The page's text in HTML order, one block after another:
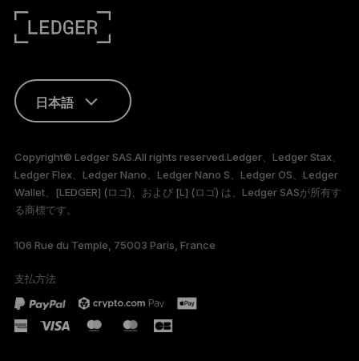
日本語
FRANÇAIS
TÜRKÇE
DEUTSCH
PORTUGUÊS
ESPAÑOL
Copyright© Ledger SAS.All rights reserved.Ledger、Ledger Stax、
Ledger Flex、Ledger Nano、Ledger Nano S、Ledger OS、Ledger
Wallet、[LEDGER] (ロゴ)、および [L] (ロゴ) は、Ledger SASが所有す
る商標です。
106 Rue du Temple, 75003 Paris, France
支払方法